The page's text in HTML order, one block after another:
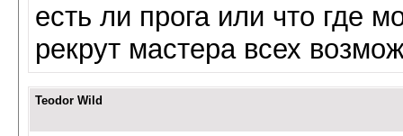
есть ли прога или что где
рекрут мастера всех
Teodor Wild